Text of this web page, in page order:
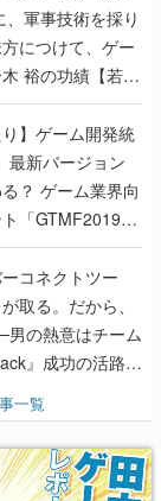
、軍事技術を採り
につけて、ゲー
裕の功績【若ゲ
】ゲーム開発統
最新バージョン
？ ゲーム業界向
「GTMF2019」
よう【PR】
コネクトツー
取る。だから、
の熱意はチーム
』成功の活路を
【若ゲのいた
一覧